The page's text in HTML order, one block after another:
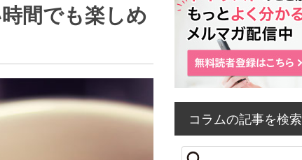
間でも楽しめ
コラムの記事を検索